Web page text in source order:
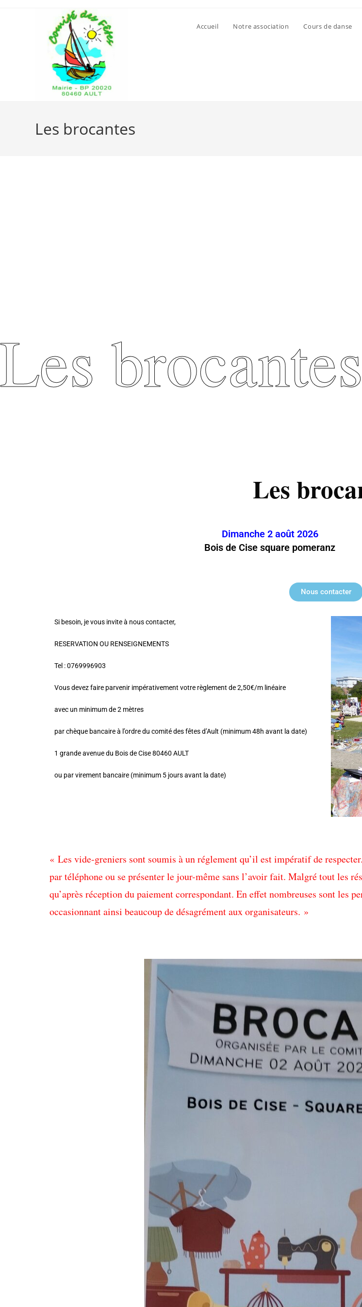
Accueil Notre association Cours de danse
Les brocantes
Les brocantes
Les
Dimanche 2 août 2026
Bois de Cise square pomeranz
Nous contacter
Si besoin, je vous invite à nous contacter,
RESERVATION OU RENSEIGNEMENTS
Tel : 0769996903
Vous devez faire parvenir impérativement votre règlement de 2,50€/m linéaire
avec un minimum de 2 mètres
par chèque bancaire à l’ordre du comité des fêtes d’Ault (minimum 48h avant la date)
1 grande avenue du Bois de Cise 80460 AULT
ou par virement bancaire (minimum 5 jours avant la date)
« Les vide-greniers sont soumis à un réglement qu’il est impératif de
par téléphone ou se présenter le jour-même sans l’avoir fait. Malgré tout les
qu’après réception du paiement correspondant. En effet nombreuses sont les
occasionnant ainsi beaucoup de désagrément aux organisateurs. »